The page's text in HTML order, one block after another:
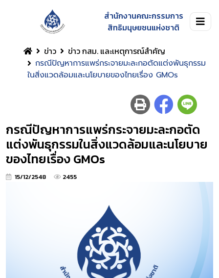
สำนักงานคณะกรรมการ
สิทธิมนุษยชนแห่งชาติ
ข่าว
ข่าว กสม. และเหตุการณ์สำคัญ
กรณีปัญหาการแพร่กระจายมะละกอตัดแต่งพันธุกรรม
ในสิ่งแวดล้อมและนโยบายของไทยเรื่อง GMOs
กรณีปัญหาการแพร่กระจายมะละกอตัด
แต่งพันธุกรรมในสิ่งแวดล้อมและนโยบาย
ของไทยเรื่อง GMOs
15/12/2548 2455